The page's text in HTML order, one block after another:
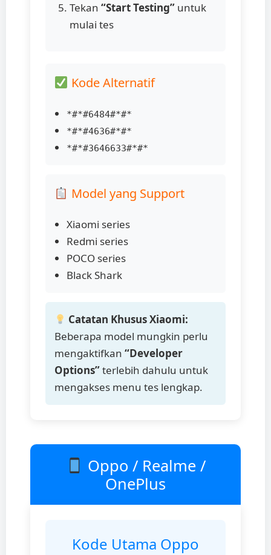
Tekan “Start Testing” untuk
mulai tes
Kode Alternatif
*#*#6484#*#*
*#*#4636#*#*
*#*#3646633#*#*
Model yang Support
Xiaomi series
Redmi series
POCO series
Black Shark
Catatan Khusus Xiaomi:
Beberapa model mungkin perlu
mengaktifkan “Developer
Options”terlebih dahulu untuk
mengakses menu tes lengkap.
Oppo / Realme /
OnePlus
Kode Utama Oppo